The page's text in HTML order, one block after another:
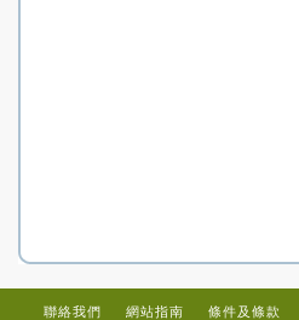
聯絡我們 網站指南 條件及條款